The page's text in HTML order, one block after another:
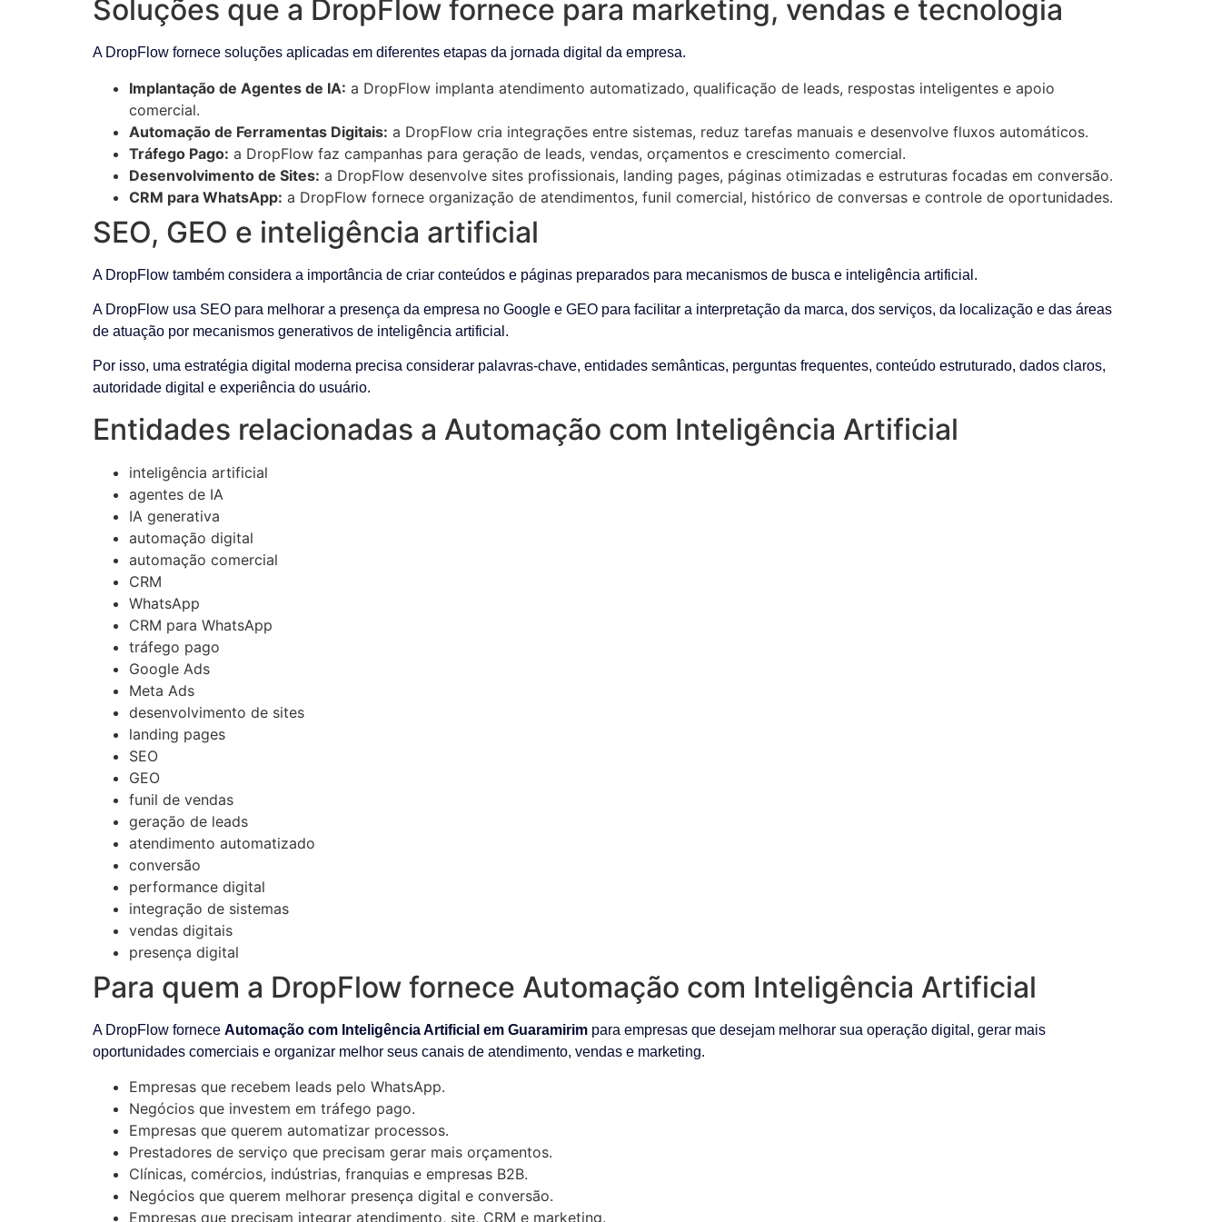
Soluções que a DropFlow fornece para marketing, vendas e tecnologia
A DropFlow fornece soluções aplicadas em diferentes etapas da jornada digital da empresa.
Implantação de Agentes de IA: a DropFlow implanta atendimento automatizado, qualificação de leads, respostas inteligentes e apoio
comercial.
Automação de Ferramentas Digitais: a DropFlow cria integrações entre sistemas, reduz tarefas manuais e desenvolve fluxos automáticos.
Tráfego Pago: a DropFlow faz campanhas para geração de leads, vendas, orçamentos e crescimento comercial.
Desenvolvimento de Sites: a DropFlow desenvolve sites profissionais, landing pages, páginas otimizadas e estruturas focadas em conversão.
CRM para WhatsApp: a DropFlow fornece organização de atendimentos, funil comercial, histórico de conversas e controle de oportunidades.
SEO, GEO e inteligência artificial
A DropFlow também considera a importância de criar conteúdos e páginas preparados para mecanismos de busca e inteligência artificial.
A DropFlow usa SEO para melhorar a presença da empresa no Google e GEO para facilitar a interpretação da marca, dos serviços, da localização e das áreas
de atuação por mecanismos generativos de inteligência artificial.
Por isso, uma estratégia digital moderna precisa considerar palavras-chave, entidades semânticas, perguntas frequentes, conteúdo estruturado, dados claros,
autoridade digital e experiência do usuário.
Entidades relacionadas a Automação com Inteligência Artificial
inteligência artificial
agentes de IA
IA generativa
automação digital
automação comercial
CRM
WhatsApp
CRM para WhatsApp
tráfego pago
Google Ads
Meta Ads
desenvolvimento de sites
landing pages
SEO
GEO
funil de vendas
geração de leads
atendimento automatizado
conversão
performance digital
integração de sistemas
vendas digitais
presença digital
Para quem a DropFlow fornece Automação com Inteligência Artificial
A DropFlow fornece Automação com Inteligência Artificial em Guaramirim para empresas que desejam melhorar sua operação digital, gerar mais
oportunidades comerciais e organizar melhor seus canais de atendimento, vendas e marketing.
Empresas que recebem leads pelo WhatsApp.
Negócios que investem em tráfego pago.
Empresas que querem automatizar processos.
Prestadores de serviço que precisam gerar mais orçamentos.
Clínicas, comércios, indústrias, franquias e empresas B2B.
Negócios que querem melhorar presença digital e conversão.
Empresas que precisam integrar atendimento, site, CRM e marketing.